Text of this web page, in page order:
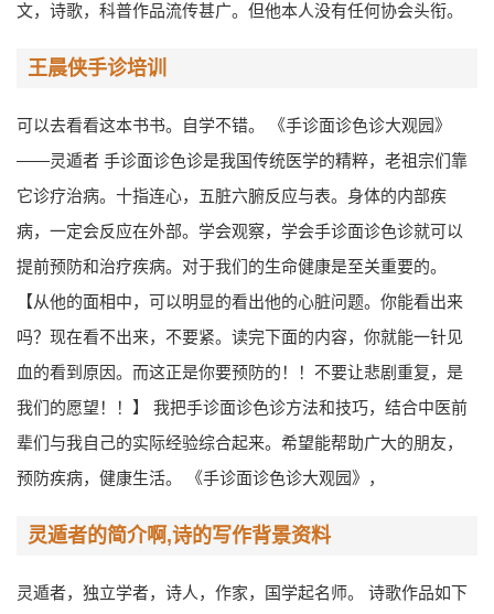
文，诗歌，科普作品流传甚广。但他本人没有任何协会头衔。
王晨侠手诊培训
可以去看看这本书书。自学不错。 《手诊面诊色诊大观园》
——灵遁者 手诊面诊色诊是我国传统医学的精粹，老祖宗们靠
它诊疗治病。十指连心，五脏六腑反应与表。身体的内部疾
病，一定会反应在外部。学会观察，学会手诊面诊色诊就可以
提前预防和治疗疾病。对于我们的生命健康是至关重要的。
【从他的面相中，可以明显的看出他的心脏问题。你能看出来
吗？现在看不出来，不要紧。读完下面的内容，你就能一针见
血的看到原因。而这正是你要预防的！！不要让悲剧重复，是
我们的愿望！！】 我把手诊面诊色诊方法和技巧，结合中医前
辈们与我自己的实际经验综合起来。希望能帮助广大的朋友，
预防疾病，健康生活。 《手诊面诊色诊大观园》，
灵遁者的简介啊,诗的写作背景资料
灵遁者，独立学者，诗人，作家，国学起名师。 诗歌作品如下